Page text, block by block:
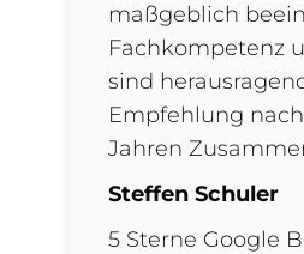
maßgeblich
Fachkompetenz
sind
Empfehlung
Jahren
Steffen Schuler
5 Sterne Google